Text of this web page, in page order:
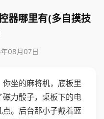
器哪里有(多自摸技
08月07日
坐的麻将机，底板里
力骰子，桌板下的电
。后台那小子戴着蓝